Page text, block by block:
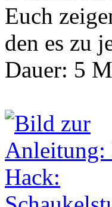
Euch
den es zu
Dauer: 5